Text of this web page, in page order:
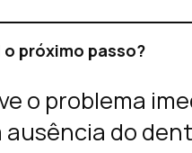
próximo passo?
o problema
do